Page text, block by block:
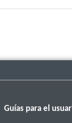
Guías para el